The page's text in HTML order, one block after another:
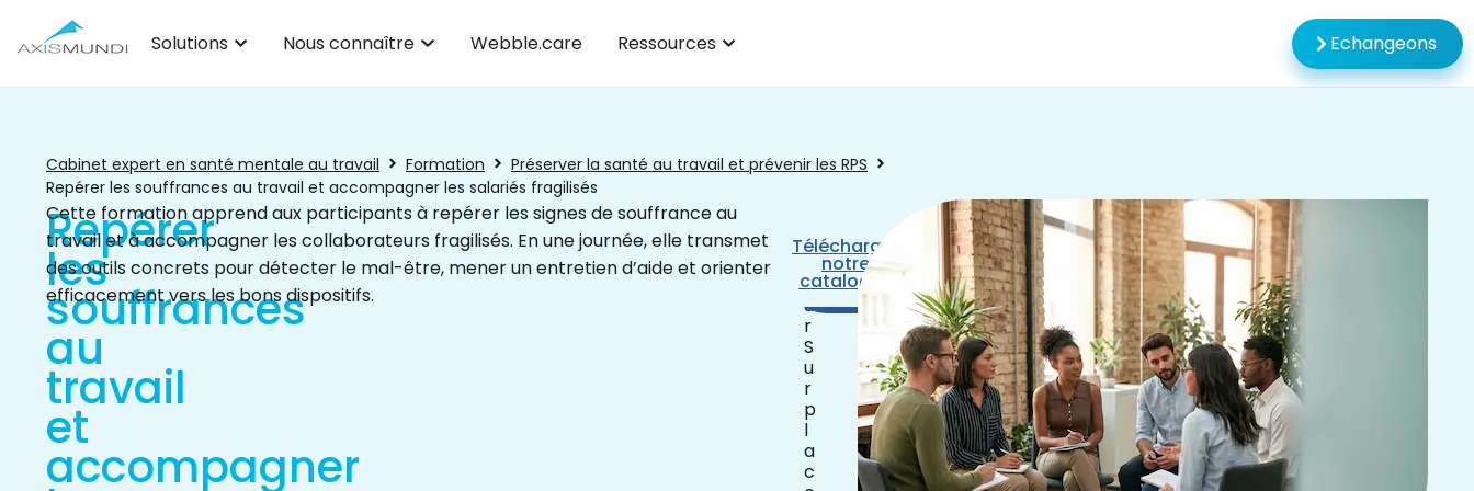
Solutions Nous connaître Webble.care Ressources Echangeons
Cabinet expert en santé mentale au travail Formation
Préserver la santé au travail et prévenir les RPS
Repérer les souffrances au travail et accompagner les salariés fragilisés
Repérer
les
souffrances
au
travail
et
accompagner
Cette formation apprend aux participants à repérer les signes de souffrance au
travail et à accompagner les collaborateurs fragilisés. En une journée, elle transmet
des outils concrets pour détecter le mal-être, mener un entretien d’aide et orienter
efficacement vers les bons dispositifs.
1
o
u
r
S
u
r
p
l
a
c
Prendre
rendez-
vous
Télécharger
notre
catalogue